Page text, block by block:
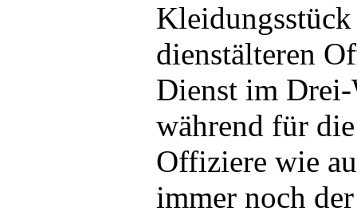
dienstälteren
Dienst im Drei-
während für
Offiziere wie
immer noch